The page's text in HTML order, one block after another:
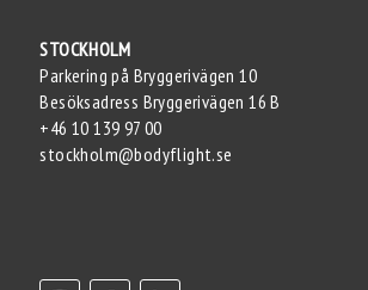
STOCKHOLM
Parkering på Bryggerivägen 10
Besöksadress Bryggerivägen 16 B
+46 10 139 97 00
stockholm@bodyflight.se